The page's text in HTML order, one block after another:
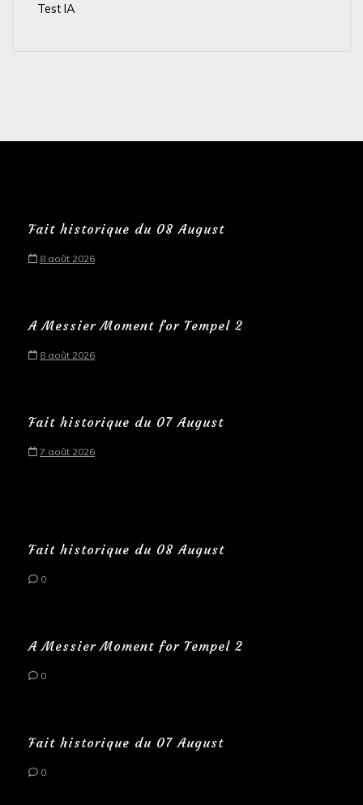
Test IA
Fait historique du 08 August
8 août 2026
A Messier Moment for Tempel 2
8 août 2026
Fait historique du 07 August
7 août 2026
Fait historique du 08 August
0
A Messier Moment for Tempel 2
0
Fait historique du 07 August
0